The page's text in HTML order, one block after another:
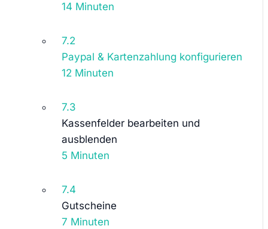
14 Minuten
7.2
Paypal & Kartenzahlung konfigurieren
12 Minuten
7.3
Kassenfelder bearbeiten und
ausblenden
5 Minuten
7.4
Gutscheine
7 Minuten